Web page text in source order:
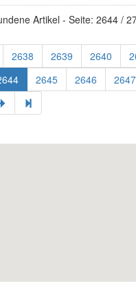
Artikel - Seite: 2644 /
2638 2639 2640
2645 2646 2647